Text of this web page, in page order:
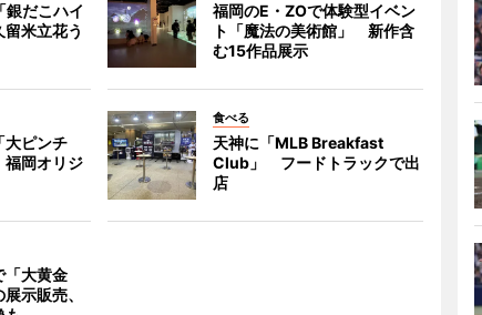
銀だこハイ
米立花う
福岡のE・ZOで体験型イベン
ト「魔法の美術館」 新作含
む15作品展示
大ピンチ
岡オリジ
食べる
天神に「MLB Breakfast
Club」 フードトラックで出
店
「大黄金
示販売、